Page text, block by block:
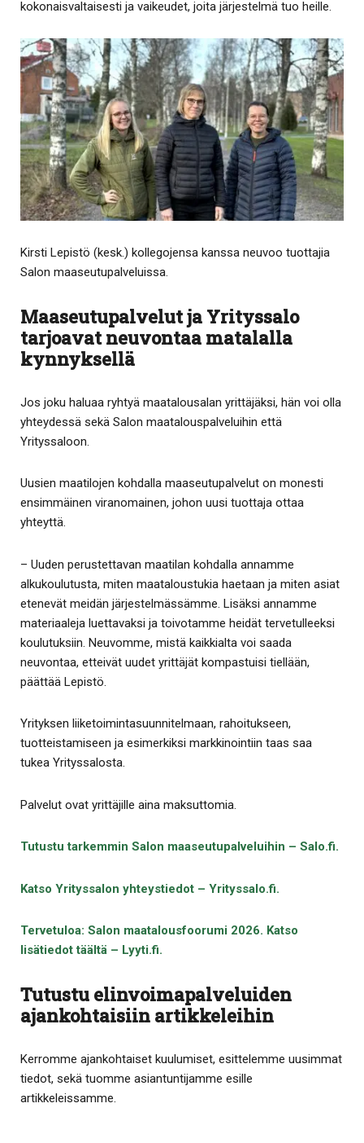
kokonaisvaltaisesti ja vaikeudet, joita järjestelmä tuo heille.
Kirsti Lepistö (kesk.) kollegojensa kanssa neuvoo tuottajia
Salon maaseutupalveluissa.
Maaseutupalvelut ja Yrityssalo
tarjoavat neuvontaa matalalla
kynnyksellä
Jos joku haluaa ryhtyä maatalousalan yrittäjäksi, hän voi olla
yhteydessä sekä Salon maatalouspalveluihin että
Yrityssaloon.
Uusien maatilojen kohdalla maaseutupalvelut on monesti
ensimmäinen viranomainen, johon uusi tuottaja ottaa
yhteyttä.
– Uuden perustettavan maatilan kohdalla annamme
alkukoulutusta, miten maataloustukia haetaan ja miten asiat
etenevät meidän järjestelmässämme. Lisäksi annamme
materiaaleja luettavaksi ja toivotamme heidät tervetulleeksi
koulutuksiin. Neuvomme, mistä kaikkialta voi saada
neuvontaa, etteivät uudet yrittäjät kompastuisi tiellään,
päättää Lepistö.
Yrityksen liiketoimintasuunnitelmaan, rahoitukseen,
tuotteistamiseen ja esimerkiksi markkinointiin taas saa
tukea Yrityssalosta.
Palvelut ovat yrittäjille aina maksuttomia.
Tutustu tarkemmin Salon maaseutupalveluihin – Salo.fi.
Katso Yrityssalon yhteystiedot – Yrityssalo.fi.
Tervetuloa: Salon maatalousfoorumi 2026. Katso
lisätiedot täältä – Lyyti.fi.
Tutustu elinvoimapalveluiden
ajankohtaisiin artikkeleihin
Kerromme ajankohtaiset kuulumiset, esittelemme uusimmat
tiedot, sekä tuomme asiantuntijamme esille
artikkeleissamme.